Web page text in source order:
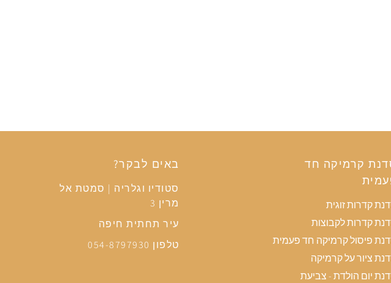
קרמיקה חד
קדרות זוגית
קדרות לקבוצות
פיסול קרמיקה חד פעמית
ציור על קרמיקה
יום הולדת - צביעת
באים לבקר?
סטודיו וגלריה | סמטת אל
מרין 3
עיר תחתית חיפה
טלפון 054-8797930